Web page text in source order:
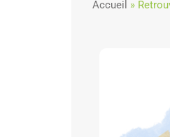
Accueil »